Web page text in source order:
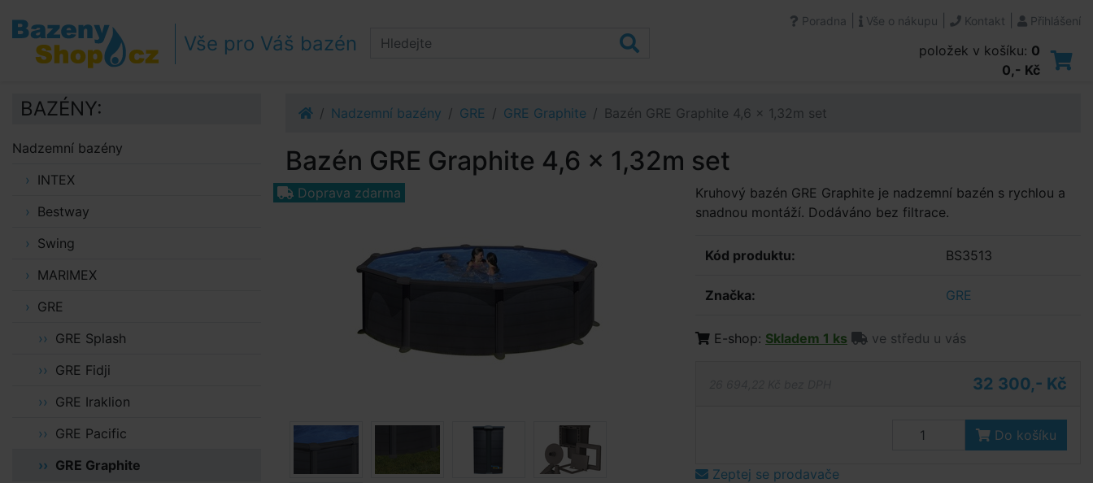
Přejít na obsah
Přejít k postrannímu sloupci
Klávesové zkratky
Vše pro Váš bazén
Poradna Vše o nákupu Kontakt Přihlášení
položek v košíku: 0
0,- Kč
Nadzemní bazény GRE GRE Graphite Bazén GRE Graphite 4,6 x 1,32m set
Bazén GRE Graphite 4,6 x 1,32m set
Doprava zdarma
Kruhový bazén GRE Graphite je nadzemní bazén s rychlou a
snadnou montáží. Dodáváno bez filtrace.
Kód produktu: BS3513
Značka: GRE
E-shop: Skladem 1 ks ve středu u vás
32 300,- Kč
Do košíku
Zeptej se prodavače
BAZÉNY:
Nadzemní bazény
INTEX
Bestway
Swing
MARIMEX
GRE
GRE Splash
GRE Fidji
GRE Iraklion
GRE Pacific
GRE Graphite